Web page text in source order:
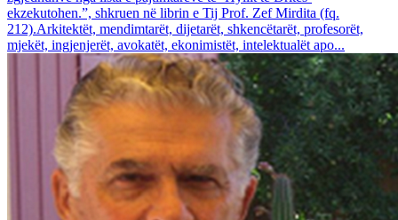
ekzekutohen.”, shkruen në librin e Tij Prof. Zef Mirdita (fq.
212).Arkitektët, mendimtarët, dijetarët, shkencëtarët, profesorët,
mjekët, ingjenjerët, avokatët, ekonimistët, intelektualët apo...